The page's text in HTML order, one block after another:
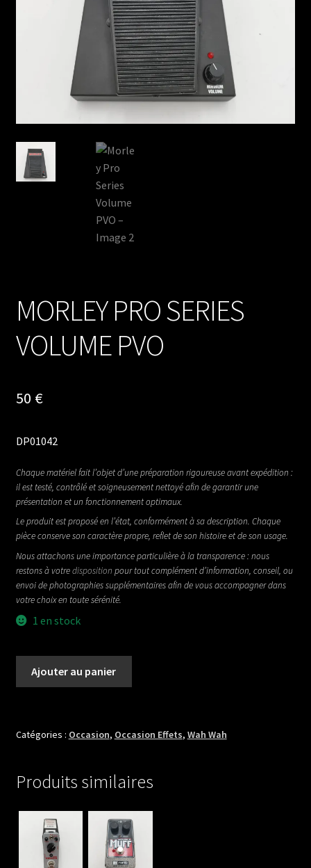
MORLEY PRO SERIES
VOLUME PVO
50 €
DP01042
Chaque matériel fait l’objet d’une préparation rigoureuse avant expédition :
il est testé, contrôlé et soigneusement nettoyé afin de garantir une
présentation et un fonctionnement optimaux.
Le produit est proposé en l’état, conformément à sa description. Chaque
pièce conserve son caractère propre, reflet de son histoire et de son usage.
Nous attachons une importance particulière à la transparence : nous
restons à votredisposition pour tout complément d’information, conseil, ou
envoi de photographies supplémentaires afin de vous accompagner dans
votre choix en toute sérénité.
1 en stock
Series
Ajouter au panier
Catégories : Occasion, Occasion Effets, Wah Wah
Produits similaires